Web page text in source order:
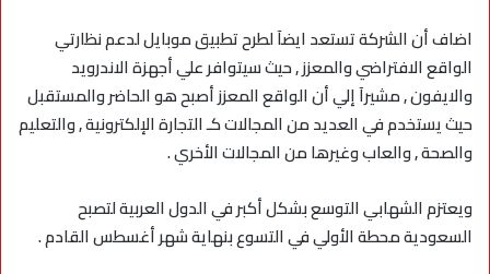
اضاف أن الشركة تستعد ايضآ لطرح تطبيق موبايل لدعم نظارتي
الواقع الافتراضي والمعزز , حيث سيتوافر علي أجهزة الاندرويد
والايفون , مشيرآ إلي أن الواقع المعزز أصبح هو الحاضر والمستقبل
حيث يستخدم في العديد من المجالات كـ التجارة الإلكترونية , والتعليم
والصحة , والعاب وغيرها من المجالات الأخري .
ويعتزم الشهابي التوسع بشكل أكبر في الدول العربية لتصبح
السعودية محطة الأولي في التسوع بنهاية شهر أغسطس القادم .